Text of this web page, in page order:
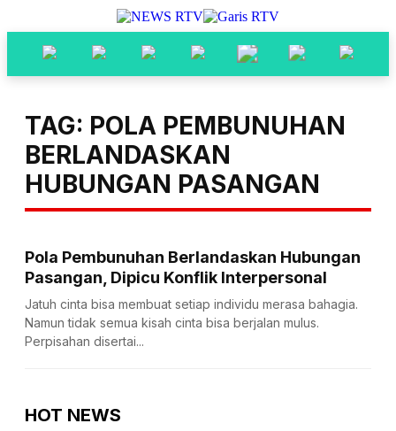
TAG: POLA PEMBUNUHAN
BERLANDASKAN
HUBUNGAN PASANGAN
Pola Pembunuhan Berlandaskan Hubungan
Pasangan, Dipicu Konflik Interpersonal
Jatuh cinta bisa membuat setiap individu merasa bahagia.
Namun tidak semua kisah cinta bisa berjalan mulus.
Perpisahan disertai...
HOT NEWS